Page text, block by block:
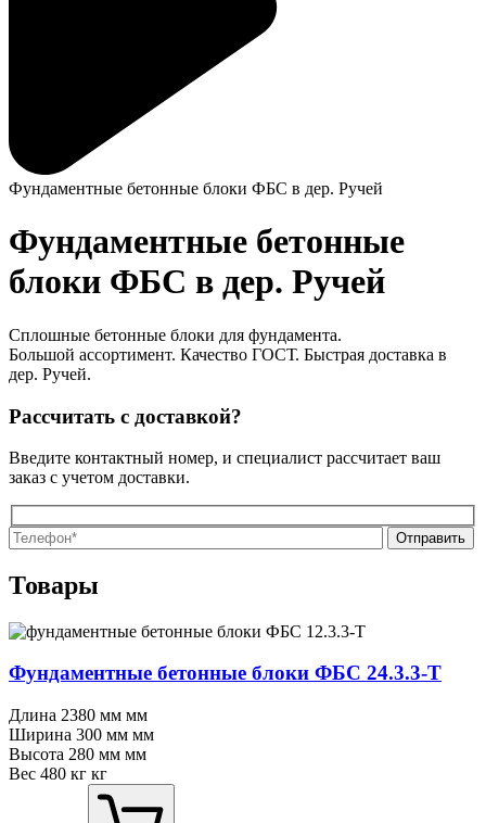
Фундаментные бетонные блоки ФБС в дер. Ручей
Фундаментные бетонные
блоки ФБС в дер. Ручей
Сплошные бетонные блоки для фундамента.
Большой ассортимент. Качество ГОСТ. Быстрая доставка в
дер. Ручей.
Рассчитать с доставкой?
Введите контактный номер, и специалист рассчитает ваш
заказ с учетом доставки.
Товары
Фундаментные бетонные блоки ФБС 24.3.3⁠-⁠Т
Длина 2380 мм мм
Ширина 300 мм мм
Высота 280 мм мм
Вес 480 кг кг